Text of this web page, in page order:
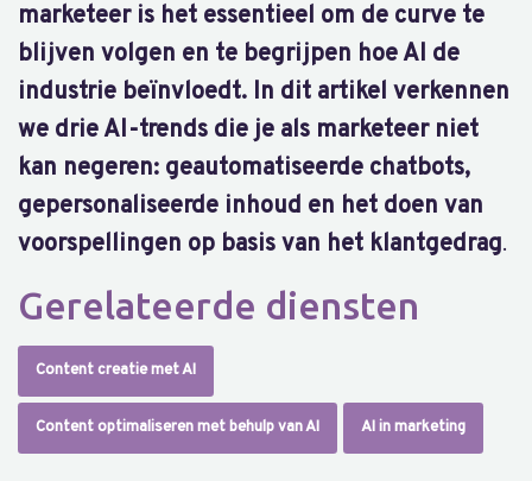
marketeer is het essentieel om de curve te
blijven volgen en te begrijpen hoe AI de
industrie beïnvloedt. In dit artikel verkennen
we drie AI-trends die je als marketeer niet
kan negeren: geautomatiseerde chatbots,
gepersonaliseerde inhoud en het doen van
voorspellingen op basis van het klantgedrag.
Gerelateerde diensten
Content creatie met AI
Content optimaliseren met behulp van AI AI in marketing